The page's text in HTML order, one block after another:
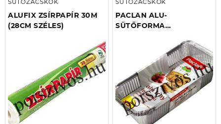
SÜTŐZACSKÓK
ALUFIX ZSÍRPAPÍR 30M
(28CM SZÉLES)
SÜTŐZACSKÓK
PACLAN ALU-
SÜTŐFORMA
23CMX10CM (SÜTÉSHEZ,
FAGYASZTÁSHOZ
EGYARÁNT!)